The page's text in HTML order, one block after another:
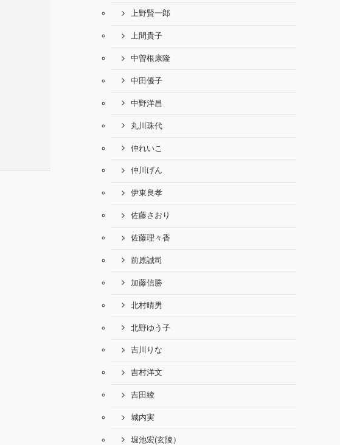
上野賢一郎
上間貴子
中曽根康隆
中田優子
中野洋昌
丸川珠代
仲れいこ
仲川げん
伊東良孝
佐藤さおり
佐藤理々香
前原誠司
加藤信勝
北村晴男
北野ゆう子
吉川りな
吉村洋文
吉田綾
城内実
堀池宏(玄陵）